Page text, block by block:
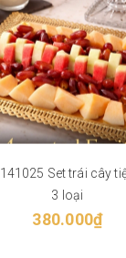
141025 Set trái cây
3 loại
380.000₫